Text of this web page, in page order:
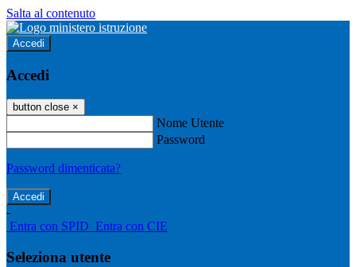
Salta al contenuto
Accedi
Accedi
button close ×
Nome Utente
Password
Password dimenticata?
-
Entra con SPID Entra con CIE
Seleziona utente